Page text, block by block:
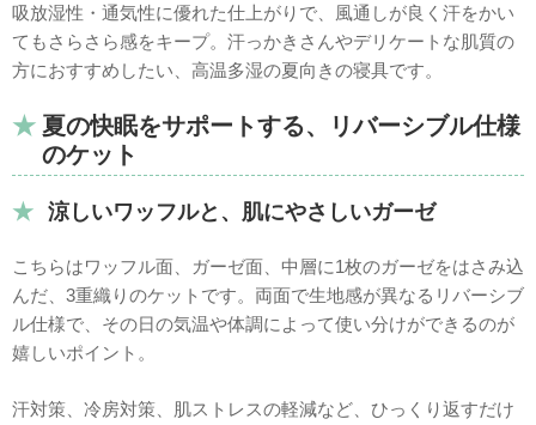
吸放湿性・通気性に優れた仕上がりで、風通しが良く汗をかい
てもさらさら感をキープ。汗っかきさんやデリケートな肌質の
方におすすめしたい、高温多湿の夏向きの寝具です。
夏の快眠をサポートする、リバーシブル仕様
のケット
涼しいワッフルと、肌にやさしいガーゼ
こちらはワッフル面、ガーゼ面、中層に1枚のガーゼをはさみ込
んだ、3重織りのケットです。両面で生地感が異なるリバーシブ
ル仕様で、その日の気温や体調によって使い分けができるのが
嬉しいポイント。
汗対策、冷房対策、肌ストレスの軽減など、ひっくり返すだけ